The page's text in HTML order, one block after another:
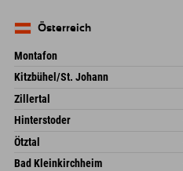
Deutschland
Österreich
Montafon
Dorfstr. 127b
6793 Gaschurn/Montafon
Österreich
Kitzbühel/St. Johann
Speckbacherstraße 87
6380 St. Johann in Tirol
Österreich
Zillertal
Schmiedau 2
Österreich
Hinterstoder
Freizeitpark 10
4573 Hinterstoder
Österreich
Ötztal
Gscheat 14
Bad Kleinkirchheim